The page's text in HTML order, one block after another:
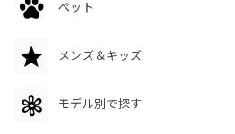
ペット
メンズ＆キッズ
モデル別で探す